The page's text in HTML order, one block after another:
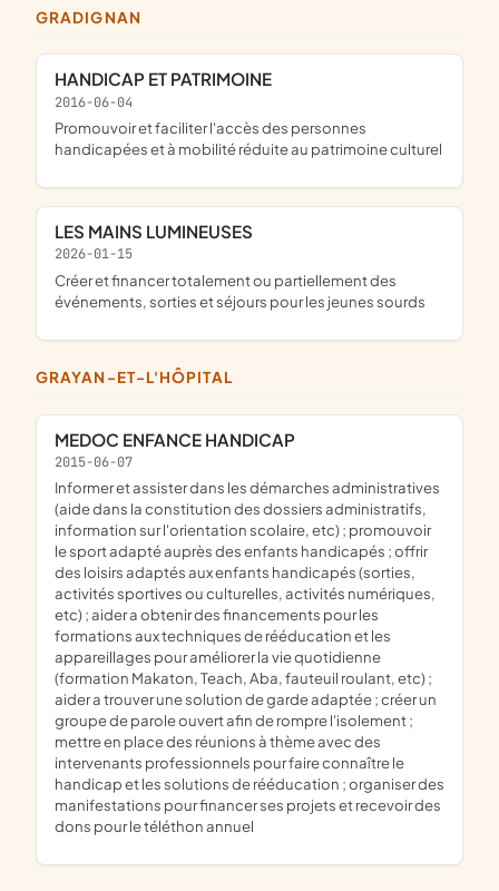
GRADIGNAN
HANDICAP ET PATRIMOINE
2016-06-04
promouvoir et faciliter l'accès des personnes
handicapées et à mobilité réduite au patrimoine culturel
LES MAINS LUMINEUSES
2026-01-15
créer et financer totalement ou partiellement des
événements, sorties et séjours pour les jeunes sourds
GRAYAN-ET-L'HÔPITAL
MEDOC ENFANCE HANDICAP
2015-06-07
informer et assister dans les démarches administratives
(aide dans la constitution des dossiers administratifs,
information sur l'orientation scolaire, etc) ; promouvoir
le sport adapté auprès des enfants handicapés ; offrir
des loisirs adaptés aux enfants handicapés (sorties,
activités sportives ou culturelles, activités numériques,
etc) ; aider a obtenir des financements pour les
formations aux techniques de rééducation et les
appareillages pour améliorer la vie quotidienne
(formation Makaton, Teach, Aba, fauteuil roulant, etc) ;
aider a trouver une solution de garde adaptée ; créer un
groupe de parole ouvert afin de rompre l'isolement ;
mettre en place des réunions à thème avec des
intervenants professionnels pour faire connaître le
handicap et les solutions de rééducation ; organiser des
manifestations pour financer ses projets et recevoir des
dons pour le téléthon annuel